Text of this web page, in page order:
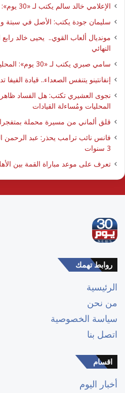
الإعلامي خالد سالم يكتب لـ «30 يوم»: هل نحتاج إلى وظيفة إعلامي؟
سليمان جودة يكتب: الأصل في سبتة
مونديال ألعاب القوي.. يحيى خالد
النهائي
سامي صبري يكتب لـ «30 يوم»: المحليات.. الانتماء الحقيقي ( 10)
إنفانتينو يتنفس الصعداء.. قيادة الفيفا
نجوى العشيري تكتب: هل الفساد
المحليات ومُساءلة القيادات
قلق ألماني من مسيرة محملة
فانس نائب ترامب يحذر: عبد الرحمن
3 سنوات
تعرف على موعد مباراة القمة بين
روابط تهمك
الرئيسية
من نحن
سياسة الخصوصية
اتصل بنا
اقسام
أخبار اليوم